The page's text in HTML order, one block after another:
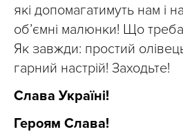
які допомагатимуть нам і
об’ємні малюнки! Що
Як завжди: простий
гарний настрій! Заходьте!
Слава Україні!
Героям Слава!